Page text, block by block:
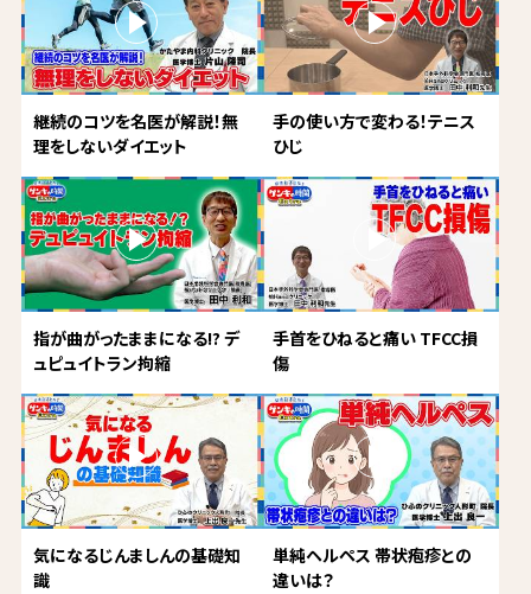
継続のコツを名医が解説！無
理をしないダイエット
手の使い方で変わる！テニス
ひじ
指が曲がったままになる!? デ
ュピュイトラン拘縮
手首をひねると痛い TFCC損
傷
気になるじんましんの基礎知
識
単純ヘルペス 帯状疱疹との
違いは？